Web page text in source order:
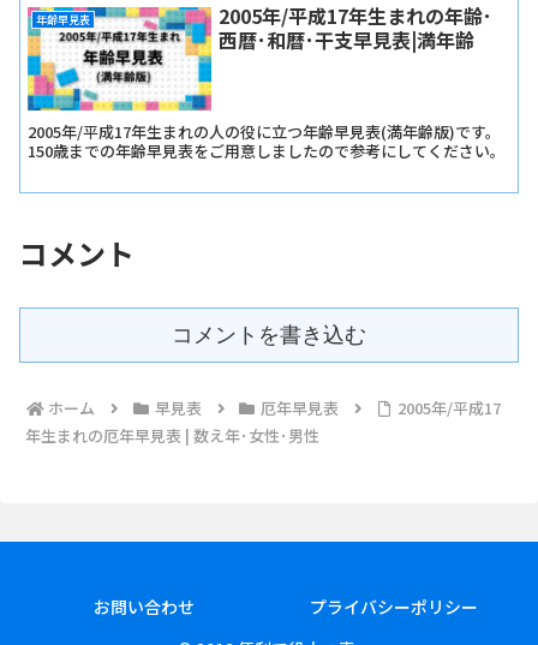
年齢早見表
2005年/平成17年生まれの年齢･
西暦･和暦･干支早見表|満年齢
2005年/平成17年生まれの人の役に立つ年齢早見表(満年齢版)です。
150歳までの年齢早見表をご用意しましたので参考にしてください。
コメント
コメントを書き込む
ホーム 早見表 厄年早見表
2005年/平成17
年生まれの厄年早見表 | 数え年･女性･男性
お問い合わせ
プライバシーポリシー